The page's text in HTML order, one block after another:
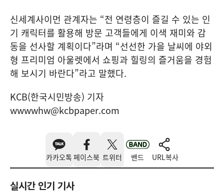
신세계사이먼 관계자는 “전 연령층이 즐길 수 있는 인
기 캐릭터를 활용해 방문 고객들에게 이색 재미와 감
동을 선사할 계획이다”라며 “선선한 가을 날씨에 야외
형 프리미엄 아울렛에서 쇼핑과 힐링의 즐거움을 경험
해 보시기 바란다”라고 말했다.
KCB(한국시민방송) 기자
wwwwhw@kcbpaper.com
카카오톡 페이스북 트위터 밴드 URL복사
실시간 인기 기사